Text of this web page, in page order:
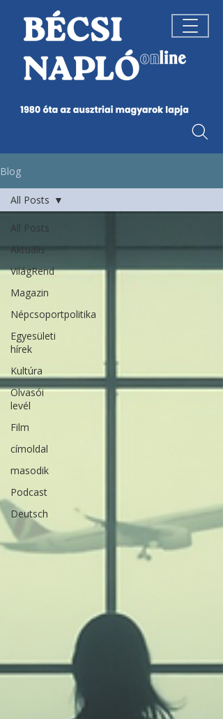
Blog
All Posts
Aktuális
VilágRend
Magazin
Népcsoportpolitika
Egyesületi
hírek
Kultúra
Olvasói
levél
Film
címoldal
masodik
Podcast
Deutsch
All Posts